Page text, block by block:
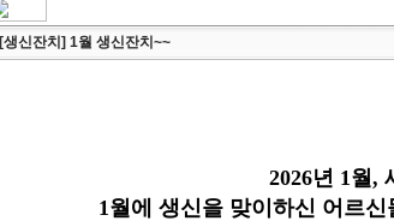
[생신잔치] 1월 생신잔치~~
2026년 1월,
1월에 생신을 맞이하신 어르